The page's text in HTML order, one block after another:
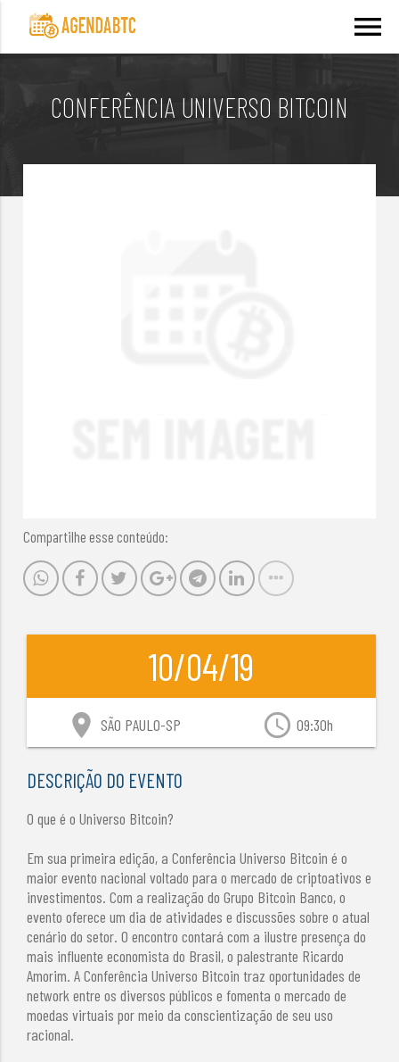
menu
CONFERÊNCIA UNIVERSO BITCOIN
Compartilhe esse conteúdo:
10/04/19
access_time 09:30h
location_on SÃO PAULO-SP
DESCRIÇÃO DO EVENTO
O que é o Universo Bitcoin?
Em sua primeira edição, a Conferência Universo Bitcoin é o
maior evento nacional voltado para o mercado de criptoativos e
investimentos. Com a realização do Grupo Bitcoin Banco, o
evento oferece um dia de atividades e discussões sobre o atual
cenário do setor. O encontro contará com a ilustre presença do
mais influente economista do Brasil, o palestrante Ricardo
Amorim. A Conferência Universo Bitcoin traz oportunidades de
network entre os diversos públicos e fomenta o mercado de
moedas virtuais por meio da conscientização de seu uso
racional.